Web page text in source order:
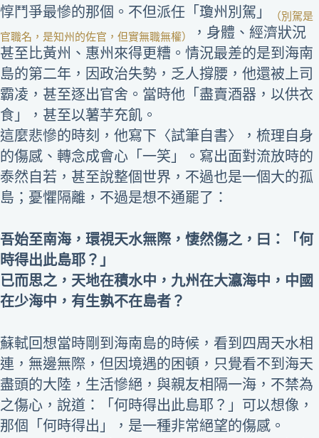
惇鬥爭最慘的那個。不但派任「瓊州別駕」
（別駕是
官職名，是知州的佐官，但實無職無權）
，身體、經濟狀況
甚至比黃州、惠州來得更糟。情況最差的是到海南
島的第二年，因政治失勢，乏人撐腰，他還被上司
霸凌，甚至逐出官舍。當時他「盡賣酒器，以供衣
食」，甚至以薯芋充飢。
這麼悲慘的時刻，他寫下〈試筆自書〉，梳理自身
的傷感、轉念成會心「一笑」。寫出面對流放時的
泰然自若，甚至說整個世界，不過也是一個大的孤
島；憂懼隔離，不過是想不通罷了：
吾始至南海，環視天水無際，悽然傷之，曰：「何
時得出此島耶？」
已而思之，天地在積水中，九州在大瀛海中，中國
在少海中，有生孰不在島者？
蘇軾回想當時剛到海南島的時候，看到四周天水相
連，無邊無際，但因境遇的困頓，只覺看不到海天
盡頭的大陸，生活慘絕，與親友相隔一海，不禁為
之傷心，說道：「何時得出此島耶？」可以想像，
那個「何時得出」，是一種非常絕望的傷感。